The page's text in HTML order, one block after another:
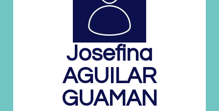
Josefina
AGUILAR
GUAMAN